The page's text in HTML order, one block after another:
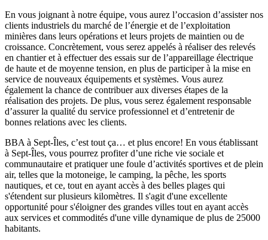
En vous joignant à notre équipe, vous aurez l’occasion d’assister nos
clients industriels du marché de l’énergie et de l’exploitation
minières dans leurs opérations et leurs projets de maintien ou de
croissance. Concrètement, vous serez appelés à réaliser des relevés
en chantier et à effectuer des essais sur de l’appareillage électrique
de haute et de moyenne tension, en plus de participer à la mise en
service de nouveaux équipements et systèmes. Vous aurez
également la chance de contribuer aux diverses étapes de la
réalisation des projets. De plus, vous serez également responsable
d’assurer la qualité du service professionnel et d’entretenir de
bonnes relations avec les clients.
BBA à Sept-Îles, c’est tout ça… et plus encore! En vous établissant
à Sept-Îles, vous pourrez profiter d’une riche vie sociale et
communautaire et pratiquer une foule d’activités sportives et de plein
air, telles que la motoneige, le camping, la pêche, les sports
nautiques, et ce, tout en ayant accès à des belles plages qui
s'étendent sur plusieurs kilomètres. Il s'agit d'une excellente
opportunité pour s'éloigner des grandes villes tout en ayant accès
aux services et commodités d'une ville dynamique de plus de 25000
habitants.